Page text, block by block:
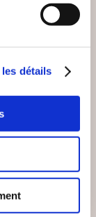
détails